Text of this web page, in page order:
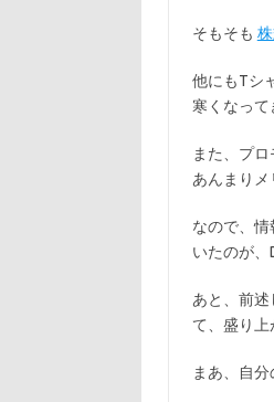
そもそも
他にもTシ
寒くなって
また、プ
あんまりメ
なので、
いたのが、
あと、前述
て、盛り上
まあ、自